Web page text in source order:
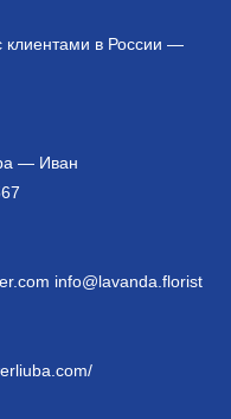
клиентами в России —
— Иван
info@lavanda.florist